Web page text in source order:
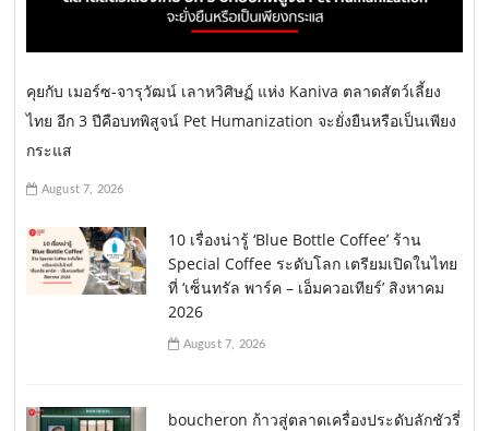
คุยกับ เมอร์ซ-จารุวัฒน์ เลาหวิศิษฏ์ แห่ง Kaniva ตลาดสัตว์เลี้ยง
ไทย อีก 3 ปีคือบทพิสูจน์ Pet Humanization จะยั่งยืนหรือเป็นเพียง
กระแส
August 7, 2026
10 เรื่องน่ารู้ ‘Blue Bottle Coffee’ ร้าน
Special Coffee ระดับโลก เตรียมเปิดในไทย
ที่ ‘เซ็นทรัล พาร์ค – เอ็มควอเทียร์’ สิงหาคม
2026
August 7, 2026
boucheron ก้าวสู่ตลาดเครื่องประดับลักชัวรี่